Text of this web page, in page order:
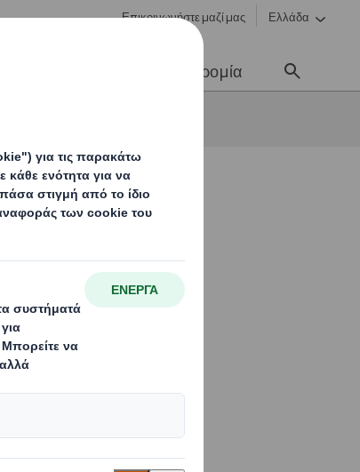
Επικοινωνήστε μαζί μας Ελλάδα
Σταδιοδρομία
σε μία νέα κασετίνα 6 φιαλών
Nico